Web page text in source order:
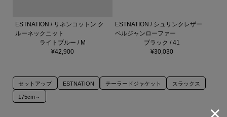
ESTNATION / リネンコットン ク
ルーネックニット
ライトブルー / M
¥42,900
ESTNATION / シュリンクレザー
ベルジャンローファー
ブラック / 41
¥30,030
セットアップ ESTNATION テーラードジャケット スラックス
175cm～